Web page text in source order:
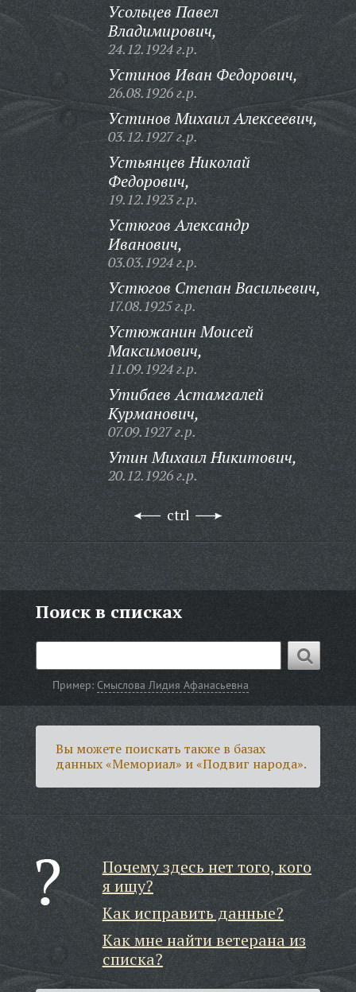
Усольцев Павел
Владимирович,
24.12.1924 г.р.
Устинов Иван Федорович,
26.08.1926 г.р.
Устинов Михаил Алексеевич,
03.12.1927 г.р.
Устьянцев Николай
Федорович,
19.12.1923 г.р.
Устюгов Александр
Иванович,
03.03.1924 г.р.
Устюгов Степан Васильевич,
17.08.1925 г.р.
Устюжанин Моисей
Максимович,
11.09.1924 г.р.
Утибаев Астамгалей
Курманович,
07.09.1927 г.р.
Утин Михаил Никитович,
20.12.1926 г.р.
ctrl
Поиск в списках
Пример:Смыслова Лидия Афанасьевна
Вы можете поискать также в базах
данных «Мемориал» и «Подвиг народа».
Почему здесь нет того, кого
я ищу?
Как исправить данные?
Как мне найти ветерана из
списка?